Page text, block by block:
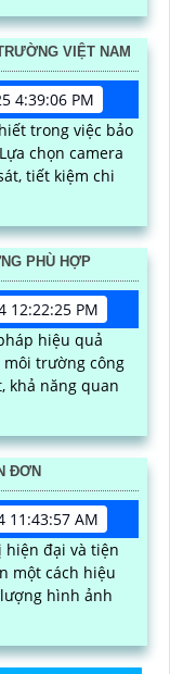
VIỆT NAM
4:39:06 PM
trong việc bảo
tiết kiệm chi
PHÙ HỢP
12:22:25 PM
hiệu quả
trường công
ĐƠN
11:43:57 AM
hiện đại và tiện
một cách hiệu